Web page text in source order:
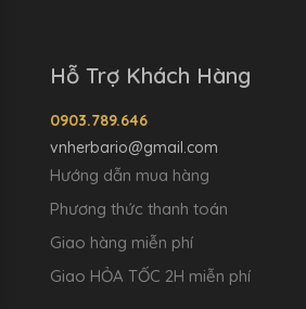
Hỗ Trợ Khách Hàng
0903.789.646
vnherbario@gmail.com
Hướng dẫn mua hàng
Phương thức thanh toán
Giao hàng miễn phí
Giao HỎA TỐC 2H miễn phí